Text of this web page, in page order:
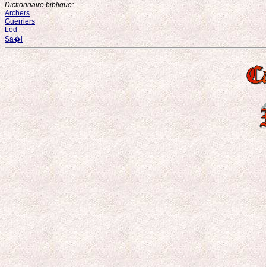
Dictionnaire biblique:
Archers
Guerriers
Lod
Sa�l